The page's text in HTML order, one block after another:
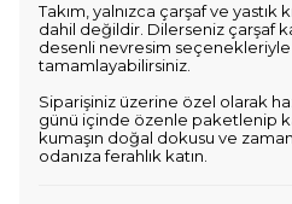
Takım, yalnızca çarşaf ve yastık
dahil değildir. Dilerseniz çarşaf
desenli nevresim seçenekleriyle
tamamlayabilirsiniz.
Siparişiniz üzerine özel olarak
günü içinde özenle paketlenip
kumaşın doğal dokusu ve
odanıza ferahlık katın.